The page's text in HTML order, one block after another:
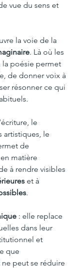
vue du sens et
la voie de la
. Là où les
la poésie permet
de donner voix à
résonner ce qui
le
artistiques, le
de
matière
à rendre visibles
et à
.
: elle replace
dans leur
et
que
ne peut se réduire